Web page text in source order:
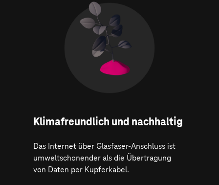
Klima­freundlich und nachhaltig
Das Internet über Glasfaser-Anschluss ist
umweltschonender als die Übertragung
von Daten per Kupferkabel.